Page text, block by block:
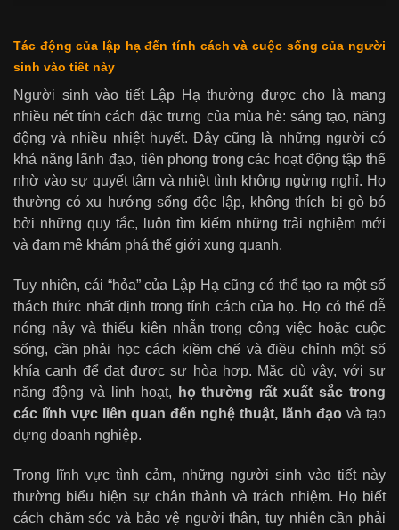
Tác động của lập hạ đến tính cách và cuộc sống của người
sinh vào tiết này
Người sinh vào tiết Lập Hạ thường được cho là mang
nhiều nét tính cách đặc trưng của mùa hè: sáng tạo, năng
động và nhiều nhiệt huyết. Đây cũng là những người có
khả năng lãnh đạo, tiên phong trong các hoạt động tập thể
nhờ vào sự quyết tâm và nhiệt tình không ngừng nghỉ. Họ
thường có xu hướng sống độc lập, không thích bị gò bó
bởi những quy tắc, luôn tìm kiếm những trải nghiệm mới
và đam mê khám phá thế giới xung quanh.
Tuy nhiên, cái “hỏa” của Lập Hạ cũng có thể tạo ra một số
thách thức nhất định trong tính cách của họ. Họ có thể dễ
nóng nảy và thiếu kiên nhẫn trong công việc hoặc cuộc
sống, cần phải học cách kiềm chế và điều chỉnh một số
khía cạnh để đạt được sự hòa hợp. Mặc dù vậy, với sự
năng động và linh hoạt,
họ thường rất xuất sắc trong
các lĩnh vực liên quan đến nghệ thuật, lãnh đạo và tạo
dựng doanh nghiệp.
Trong lĩnh vực tình cảm, những người sinh vào tiết này
thường biểu hiện sự chân thành và trách nhiệm. Họ biết
cách chăm sóc và bảo vệ người thân, tuy nhiên cần phải